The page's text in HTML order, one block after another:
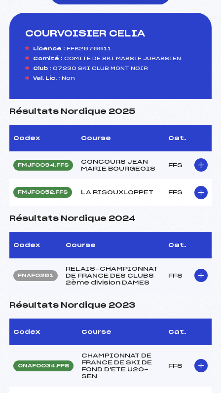
COURVOISIER CELIA
Licence : FFS2676611
Comité : COMITE DE SKI MASSIF JURASSIEN
Club : 07230 SKI CLUB MONT NOIR
Val. Lic. : Non
Résultats Nordique 2025
Codex Course Cat.
FMJF0094.FFS
CONCOURS JEAN
MARIE BOURGEOIS
FFS
FMJF0052.FFS LA RISOUXLOPPET FFS
Résultats Nordique 2024
Codex Course Cat.
FNAF0261
RELAIS-CHAMPIONNAT
DE FRANCE DES CLUBS
2ème division DAMES
FFS
Résultats Nordique 2023
Codex Course Cat.
ONAF0034.FFS
CHAMPIONNAT DE
FRANCE DE SKI DE
FOND D'ETE U20-
SEN
FFS